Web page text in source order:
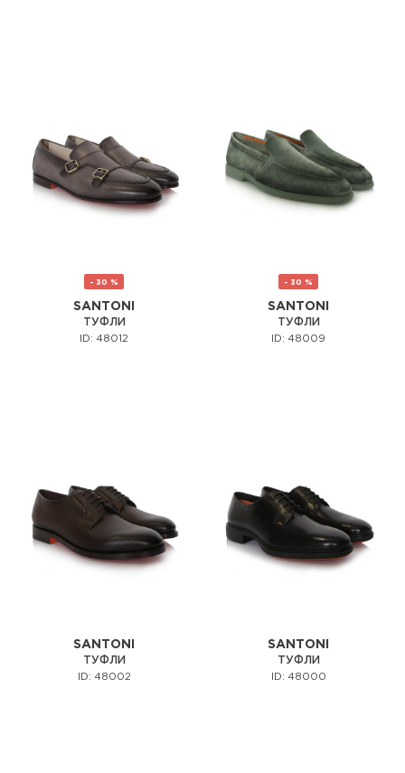
- 30 %
SANTONI
ТУФЛИ
ID: 48012
- 30 %
SANTONI
ТУФЛИ
ID: 48009
SANTONI
ТУФЛИ
ID: 48002
SANTONI
ТУФЛИ
ID: 48000